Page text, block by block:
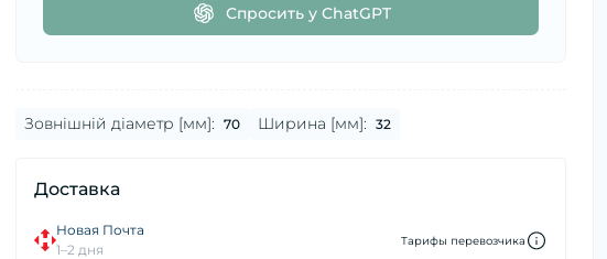
Спросить у ChatGPT
Зовнішній діаметр [мм]: 70 Ширина [мм]: 32
Доставка
Новая Почта
1–2 дня
Тарифы перевозчика